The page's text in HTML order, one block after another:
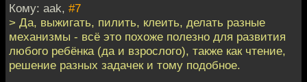
Кому: aak, #7
> Да, выжигать, пилить, клеить, делать разные
механизмы - всё это похоже полезно для развития
любого ребёнка (да и взрослого), также как чтение,
решение разных задачек и тому подобное.